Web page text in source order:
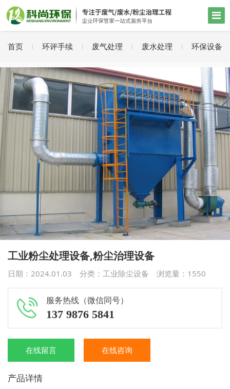
首页 环评手续 废气处理 废水处理 环保设备
工业粉尘处理设备,粉尘治理设备
日期：2024.01.03 分类： 工业除尘设备 浏览量： 1550
服务热线（微信同号）
137 9876 5841
在线留言 在线咨询
产品详情